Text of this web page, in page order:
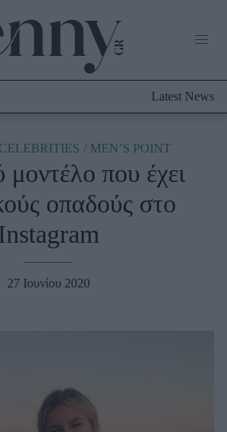
Latest News
CELEBRITIES MEN’S POINT
που έχει
οπαδούς στο
27 Ιουνίου 2020